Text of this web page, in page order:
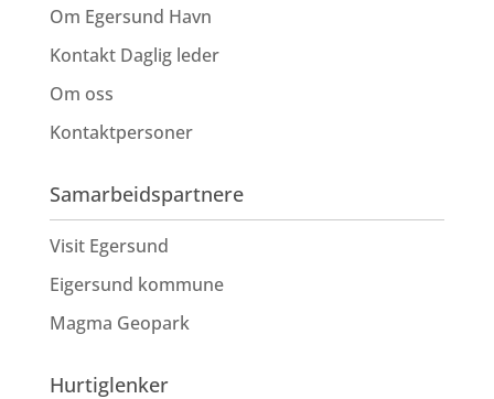
Om Egersund Havn
Kontakt Daglig leder
Om oss
Kontaktpersoner
Samarbeidspartnere
Visit Egersund
Eigersund kommune
Magma Geopark
Hurtiglenker